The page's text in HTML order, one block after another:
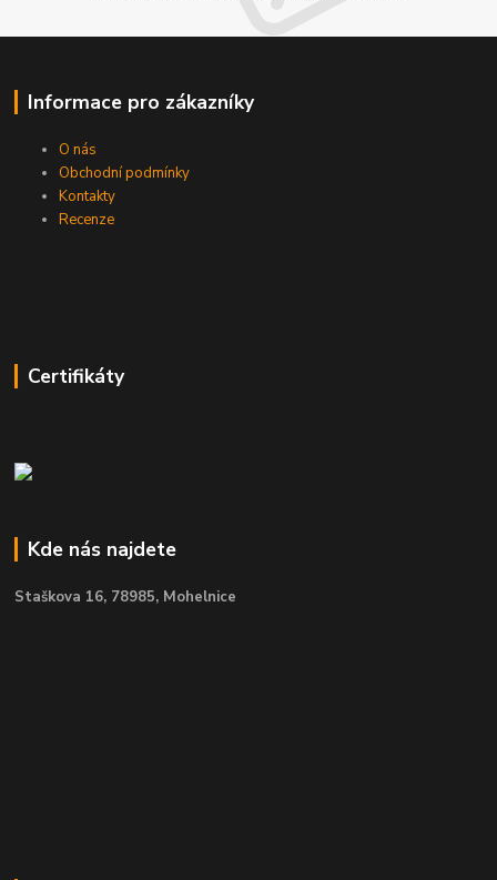
Informace pro zákazníky
O nás
Obchodní podmínky
Kontakty
Recenze
Certifikáty
Kde nás najdete
Staškova 16, 78985, Mohelnice